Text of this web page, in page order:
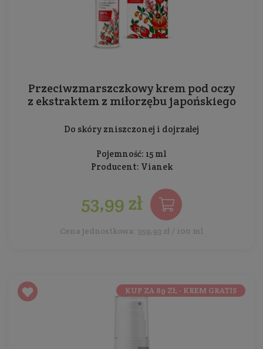
Przeciwzmarszczkowy krem pod oczy
z ekstraktem z miłorzębu japońskiego
Do skóry zniszczonej i dojrzałej
Pojemność: 15 ml
Producent: Vianek
53,99 zł
Cena jednostkowa: 359,93 zł / 100 ml
KUP ZA 89 ZŁ - KREM GRATIS